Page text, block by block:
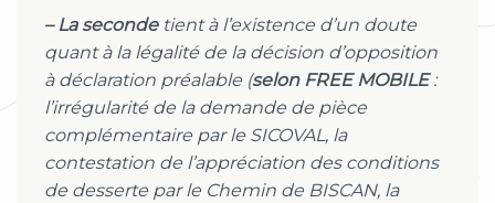
– La secondetient à l’existence d’un doute
quant à la légalité de la décision d’opposition
à déclaration préalable (selon FREE MOBILE:
l’irrégularité de la demande de pièce
complémentaire par le SICOVAL, la
contestation de l’appréciation des conditions
de desserte par le Chemin de BISCAN, la